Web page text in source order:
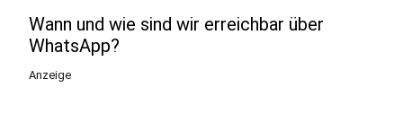
Wann und wie sind wir erreichbar über
WhatsApp?
Anzeige